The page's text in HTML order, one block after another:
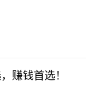
赚钱首选！